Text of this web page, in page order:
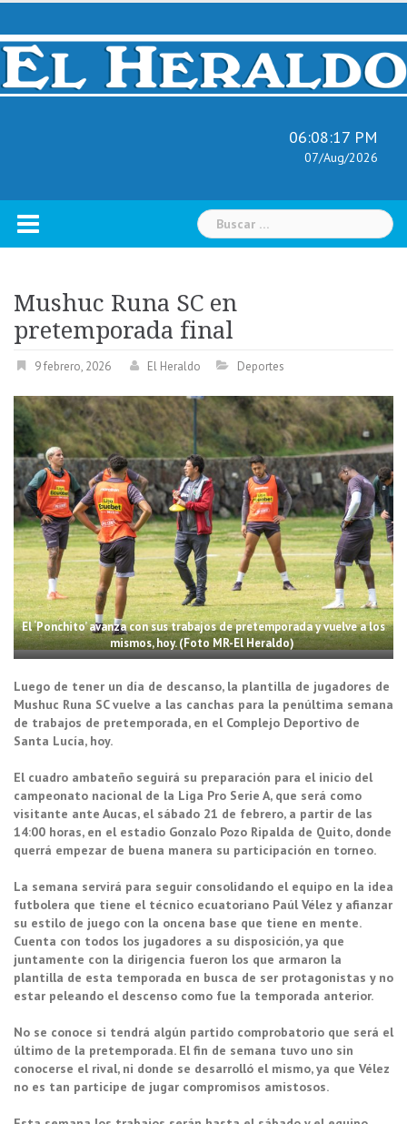
Skip
content
06:08:18 PM
07/Aug/2026
Buscar:
Mushuc Runa SC en
pretemporada final
9 febrero, 2026 El Heraldo Deportes
El ‘Ponchito’ avanza con sus trabajos de pretemporada y vuelve a los
mismos, hoy. (Foto MR-El Heraldo)
Luego de tener un día de descanso, la plantilla de jugadores de
Mushuc Runa SC vuelve a las canchas para la penúltima semana
de trabajos de pretemporada, en el Complejo Deportivo de
Santa Lucía, hoy.
El cuadro ambateño seguirá su preparación para el inicio del
campeonato nacional de la Liga Pro Serie A, que será como
visitante ante Aucas, el sábado 21 de febrero, a partir de las
14:00 horas, en el estadio Gonzalo Pozo Ripalda de Quito, donde
querrá empezar de buena manera su participación en torneo.
La semana servirá para seguir consolidando el equipo en la idea
futbolera que tiene el técnico ecuatoriano Paúl Vélez y afianzar
su estilo de juego con la oncena base que tiene en mente.
Cuenta con todos los jugadores a su disposición, ya que
juntamente con la dirigencia fueron los que armaron la
plantilla de esta temporada en busca de ser protagonistas y no
estar peleando el descenso como fue la temporada anterior.
No se conoce si tendrá algún partido comprobatorio que será el
último de la pretemporada. El fin de semana tuvo uno sin
conocerse el rival, ni donde se desarrolló el mismo, ya que Vélez
no es tan participe de jugar compromisos amistosos.